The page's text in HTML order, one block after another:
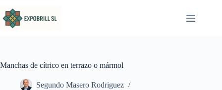
Manchas de cítrico en terrazo o mármol
Segundo Masero Rodriguez